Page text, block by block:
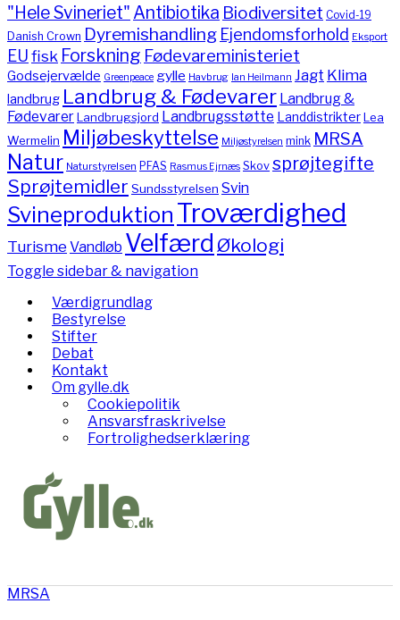
"Hele Svineriet" Antibiotika Biodiversitet Covid-19
Danish Crown Dyremishandling Ejendomsforhold Eksport
EUfisk Forskning Fødevareministeriet
Godsejervælde Greenpeace gylle Havbrug Ian Heilmann Jagt Klima
landbrug Landbrug & Fødevarer Landbrug &
FødevarerLandbrugsjord Landbrugsstøtte LanddistrikterLea
Wermelin Miljøbeskyttelse Miljøstyrelsen mink MRSA
Natur Naturstyrelsen PFAS Rasmus Ejrnæs Skov sprøjtegifte
Sprøjtemidler Sundsstyrelsen Svin
Svineproduktion Troværdighed
TurismeVandløb Velfærd Økologi
Toggle sidebar & navigation
Værdigrundlag
Bestyrelse
Stifter
Debat
Kontakt
Om gylle.dk
Cookiepolitik
Ansvarsfraskrivelse
Fortrolighedserklæring
MRSA